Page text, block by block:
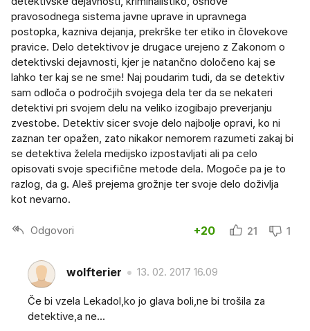
pravosodnega sistema javne uprave in upravnega
postopka, kazniva dejanja, prekrške ter etiko in človekove
pravice. Delo detektivov je drugace urejeno z Zakonom o
detektivski dejavnosti, kjer je natančno določeno kaj se
lahko ter kaj se ne sme! Naj poudarim tudi, da se detektiv
sam odloča o področjih svojega dela ter da se nekateri
detektivi pri svojem delu na veliko izogibajo preverjanju
zvestobe. Detektiv sicer svoje delo najbolje opravi, ko ni
zaznan ter opažen, zato nikakor nemorem razumeti zakaj bi
se detektiva želela medijsko izpostavljati ali pa celo
opisovati svoje specifične metode dela. Mogoče pa je to
razlog, da g. Aleš prejema grožnje ter svoje delo doživlja
kot nevarno.
Odgovori +20 21 1
wolfterier 13. 02. 2017 16.09
Če bi vzela Lekadol,ko jo glava boli,ne bi trošila za
detektive,a ne...